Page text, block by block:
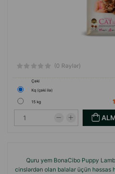
(0 Rəylər)
Çəki
Кq (çəki ilə)
15 kg
Quru yem BonaCibo Puppy
cinslərdən olan balalar üçün həssas